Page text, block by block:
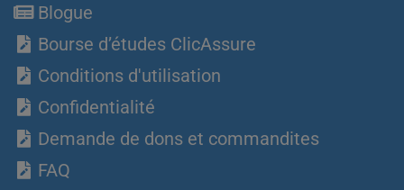
Blogue
Bourse d’études ClicAssure
Conditions d'utilisation
Confidentialité
Demande de dons et commandites
FAQ